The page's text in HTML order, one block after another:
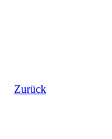
Zurück